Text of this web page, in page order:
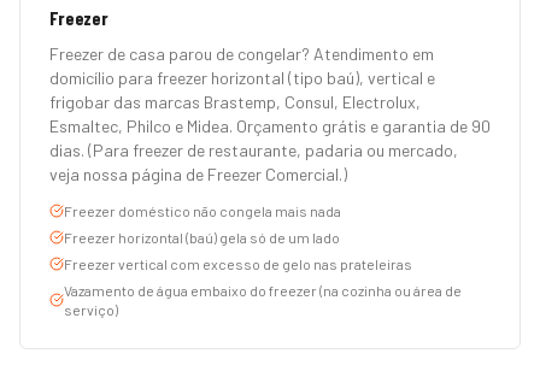
Freezer
Freezer de casa parou de congelar? Atendimento em
domicílio para freezer horizontal (tipo baú), vertical e
frigobar das marcas Brastemp, Consul, Electrolux,
Esmaltec, Philco e Midea. Orçamento grátis e garantia de 90
dias. (Para freezer de restaurante, padaria ou mercado,
veja nossa página de Freezer Comercial.)
Freezer doméstico não congela mais nada
Freezer horizontal (baú) gela só de um lado
Freezer vertical com excesso de gelo nas prateleiras
Vazamento de água embaixo do freezer (na cozinha ou área de
serviço)